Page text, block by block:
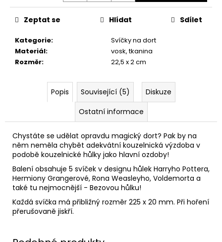
Kategorie:
Svíčky na dort
Materiál:
vosk, tkanina
Rozměr: 22,5 x 2 cm
Zeptat se Hlídat Sdílet
Popis Související (5)
Diskuze
Ostatní informace
Chystáte se udělat opravdu magický dort? Pak by na
něm neměla chybět adekvátní kouzelnická výzdoba v
podobě kouzelnické hůlky jako hlavní ozdoby!
Balení obsahuje 5 svíček v designu hůlek Harryho Pottera,
Hermiony Grangerové, Rona Weasleyho, Voldemorta a
také tu nejmocnější - Bezovou hůlku!
Každá svíčka má přibližný rozměr 225 x 20 mm. Při hoření
přerušovaně jiskří.
e
m
MÍCHACÍ
HRNEK
Kč